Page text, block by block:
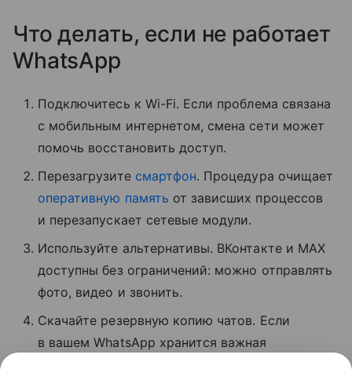
Что делать, если не работает
WhatsApp
Подключитесь к Wi-Fi. Если проблема связана
с мобильным интернетом, смена сети может
помочь восстановить доступ.
Перезагрузите смартфон. Процедура очищает
оперативную память от зависших процессов
и перезапускает сетевые модули.
Используйте альтернативы. ВКонтакте и MAX
доступны без ограничений: можно отправлять
фото, видео и звонить.
Скачайте резервную копию чатов. Если
в вашем WhatsApp хранится важная